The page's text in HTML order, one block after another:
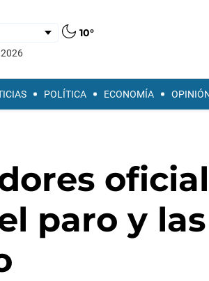
10°
2026
POLÍTICA ECONOMÍA
paro y